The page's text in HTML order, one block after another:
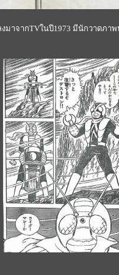
าจากTVในปี1973 มีนักวาดภาพ